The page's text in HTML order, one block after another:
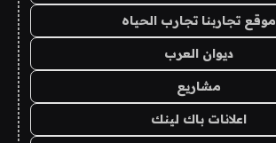
موقع تجاربنا تجارب الحياه
ديوان العرب
مشاريع
اعلانات باك لينك